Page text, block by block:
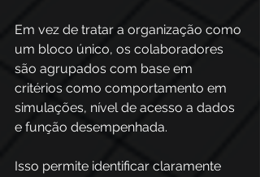
Em vez de tratar a organização como
um bloco único, os colaboradores
são agrupados com base em
critérios como comportamento em
simulações, nível de acesso a dados
e função desempenhada.
Isso permite identificar claramente